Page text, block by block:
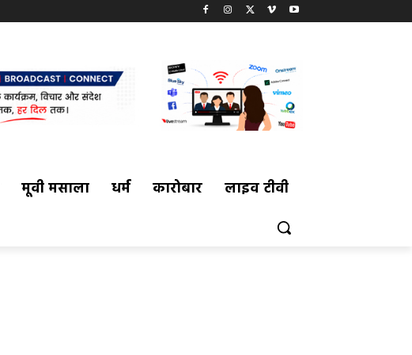
मूवी मसाला धर्म कारोबार लाइव टीवी